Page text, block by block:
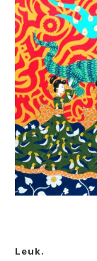
Leuk.